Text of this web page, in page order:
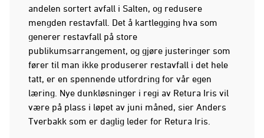
andelen sortert avfall i Salten, og redusere
mengden restavfall. Det å kartlegging hva som
generer restavfall på store
publikumsarrangement, og gjøre justeringer som
fører til man ikke produserer restavfall i det hele
tatt, er en spennende utfordring for vår egen
læring. Nye dunkløsninger i regi av Retura Iris vil
være på plass i løpet av juni måned, sier Anders
Tverbakk som er daglig leder for Retura Iris.